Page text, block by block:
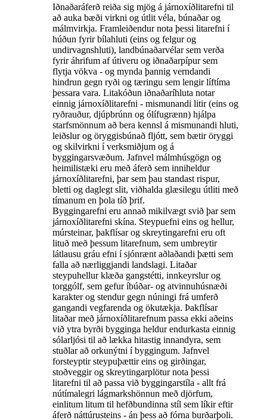
Iðnaðaráferð reiða sig mjög á járnoxíðlitarefni til
að auka bæði virkni og útlit véla, búnaðar og
málmvirkja. Framleiðendur nota þessi litarefni í
húðun fyrir bílahluti (eins og felgur og
undirvagnshluti), landbúnaðarvélar sem verða
fyrir áhrifum af útiveru og iðnaðarpípur sem
flytja vökva - og mynda þannig verndandi
hindrun gegn ryði og tæringu sem lengir líftíma
þessara vara. Litakóðun iðnaðaríhluta notar
einnig járnoxíðlitarefni - mismunandi litir (eins og
ryðrauður, djúpbrúnn og ólífugrænn) hjálpa
starfsmönnum að bera kennsl á mismunandi hluti,
leiðslur og öryggisbúnað fljótt, sem bætir öryggi
og skilvirkni í verksmiðjum og á
byggingarsvæðum. Jafnvel málmhúsgögn og
heimilistæki eru með áferð sem inniheldur
járnoxíðlitarefni, þar sem þau standast rispur,
bletti og daglegt slit, viðhalda glæsilegu útliti með
tímanum en þola tíð þrif.
Byggingarefni eru annað mikilvægt svið þar sem
járnoxíðlitarefni skína. Steypuefni eins og hellur,
múrsteinar, þakflísar og skreytingarefni eru oft
lituð með þessum litarefnum, sem umbreytir
látlausu gráu efni í sjónrænt aðlaðandi þætti sem
falla að nærliggjandi landslagi. Litaðar
steypuhellur klæða gangstétti, innkeyrslur og
torggólf, sem gefur íbúðar- og atvinnuhúsnæði
karakter og stendur gegn núningi frá umferð
gangandi vegfarenda og ökutækja. Þakflísar
litaðar með járnoxíðlitarefnum passa ekki aðeins
við ytra byrði bygginga heldur endurkasta einnig
sólarljósi til að lækka hitastig innandyra, sem
stuðlar að orkunýtni í byggingum. Jafnvel
forsteyptir steypuþættir eins og girðingar,
stoðveggir og skreytingarplötur nota þessi
litarefni til að passa við byggingarstíla - allt frá
nútímalegri lágmarkshönnun með djörfum,
einlitum litum til hefðbundinna stíl sem líkir eftir
áferð náttúrusteins - án þess að fórna burðarþoli.